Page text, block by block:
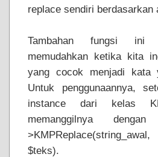
replace sendiri berdasarkan
Tambahan fungsi ini
memudahkan ketika kita
yang cocok menjadi kata
Untuk penggunaannya,
instance dari kelas
memanggilnya
$teks).